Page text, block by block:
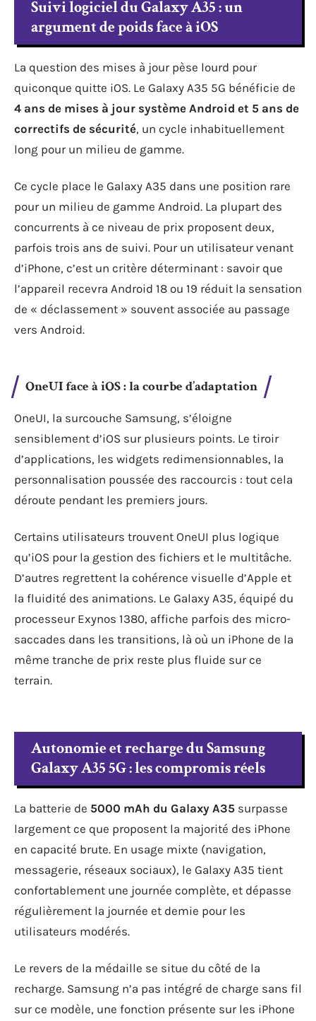
Suivi logiciel du Galaxy A35 : un
argument de poids face à iOS
La question des mises à jour pèse lourd pour
quiconque quitte iOS. Le Galaxy A35 5G bénéficie de
4 ans de mises à jour système Android et 5 ans de
correctifs de sécurité, un cycle inhabituellement
long pour un milieu de gamme.
Ce cycle place le Galaxy A35 dans une position rare
pour un milieu de gamme Android. La plupart des
concurrents à ce niveau de prix proposent deux,
parfois trois ans de suivi. Pour un utilisateur venant
d’iPhone, c’est un critère déterminant : savoir que
l’appareil recevra Android 18 ou 19 réduit la sensation
de « déclassement » souvent associée au passage
vers Android.
OneUI face à iOS : la courbe d’adaptation
OneUI, la surcouche Samsung, s’éloigne
sensiblement d’iOS sur plusieurs points. Le tiroir
d’applications, les widgets redimensionnables, la
personnalisation poussée des raccourcis : tout cela
déroute pendant les premiers jours.
Certains utilisateurs trouvent OneUI plus logique
qu’iOS pour la gestion des fichiers et le multitâche.
D’autres regrettent la cohérence visuelle d’Apple et
la fluidité des animations. Le Galaxy A35, équipé du
processeur Exynos 1380, affiche parfois des micro-
saccades dans les transitions, là où un iPhone de la
même tranche de prix reste plus fluide sur ce
terrain.
Autonomie et recharge du Samsung
Galaxy A35 5G : les compromis réels
La batterie de 5000 mAh du Galaxy A35 surpasse
largement ce que proposent la majorité des iPhone
en capacité brute. En usage mixte (navigation,
messagerie, réseaux sociaux), le Galaxy A35 tient
confortablement une journée complète, et dépasse
régulièrement la journée et demie pour les
utilisateurs modérés.
Le revers de la médaille se situe du côté de la
recharge. Samsung n’a pas intégré de charge sans fil
sur ce modèle, une fonction présente sur les iPhone